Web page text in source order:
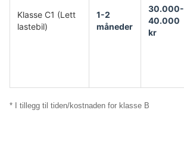
Klasse C1 (Lett
lastebil)
1-2
måneder
30.000-
40.000
kr
* I tillegg til tiden/kostnaden for klasse B